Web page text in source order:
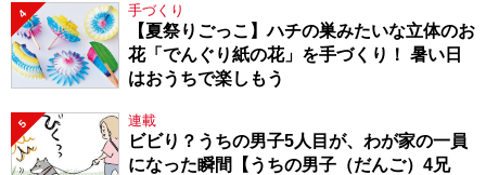
4 手づくり
【夏祭りごっこ】ハチの巣みたいな立体のお
花「でんぐり紙の花」を手づくり！ 暑い日
はおうちで楽しもう
5 連載
ビビり？うちの男子5人目が、わが家の一員
になった瞬間【うちの男子（だんご）4兄